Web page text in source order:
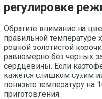
регулировке
Обратите внимание на
правильной температуре
ровной золотистой
равномерно без черных
сердцевины. Если
кажется слишком сухим
понизьте температуру на
приготовления.